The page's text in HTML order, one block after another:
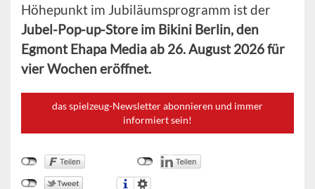
Höhepunkt im Jubiläumsprogramm ist der
Jubel-Pop-up-Store im Bikini Berlin, den
Egmont Ehapa Media ab 26. August 2026 für
vier Wochen eröffnet.
das spielzeug-Newsletter abonnieren und immer
informiert sein!